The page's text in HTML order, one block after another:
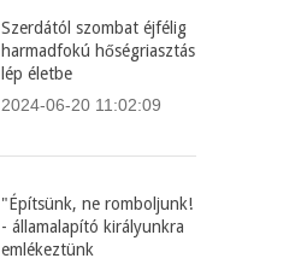
Szerdától szombat éjfélig
harmadfokú hőségriasztás
lép életbe
2024-06-20 11:02:09
"Építsünk, ne romboljunk!
- államalapító királyunkra
emlékeztünk